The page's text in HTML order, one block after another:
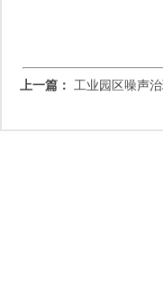
上一篇： 工业园区噪声